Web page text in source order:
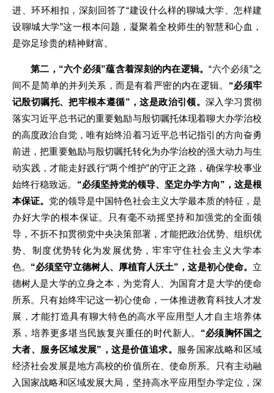
进、环环相扣，深刻回答了“建设什么样的聊城大学、怎样建
设聊城大学”这一根本问题，凝聚着全校师生的智慧和心血，
是弥足珍贵的精神财富。
第二，“六个必须”蕴含着深刻的内在逻辑。“六个必须”之
间不是简单的并列关系，而是有着严密的内在逻辑。 “必须牢
记殷切嘱托、把牢根本遵循”，这是政治引领。深入学习贯彻
落实习近平总书记的重要勉励与殷切嘱托体现着聊大办学治校
的高度政治自觉，唯有始终沿着习近平总书记指引的方向奋勇
前进，把重要勉励与殷切嘱托转化为办学治校的强大动力与生
动实践，才能走好践行“两个维护”的守正之路，确保学校事业
始终行稳致远。 “必须坚持党的领导、坚定办学方向”，这是根
本保证。 党的领导是中国特色社会主义大学最本质的特征，是
办好大学的根本保证。只有毫不动摇坚持和加强党的全面领
导，不折不扣贯彻党中央决策部署，才能把政治优势、组织优
势、制度优势转化为发展优势，牢牢守住社会主义大学本
色。 “必须坚守立德树人、厚植育人沃土”，这是初心使命。 立
德树人是大学的立身之本，为党育人、为国育才是大学的使命
所系。只有始终牢记这一初心使命，一体推进教育科技人才发
展，才能打造具有聊大特色的高水平应用型人才自主培养体
系，培养更多堪当民族复兴重任的时代新人。 “必须胸怀国之
大者、服务区域发展”，这是价值追求。
服务国家战略和区域
经济社会发展是地方高校的价值所在、使命所系。只有主动融
入国家战略和区域发展大局，坚持高水平应用型办学定位，深